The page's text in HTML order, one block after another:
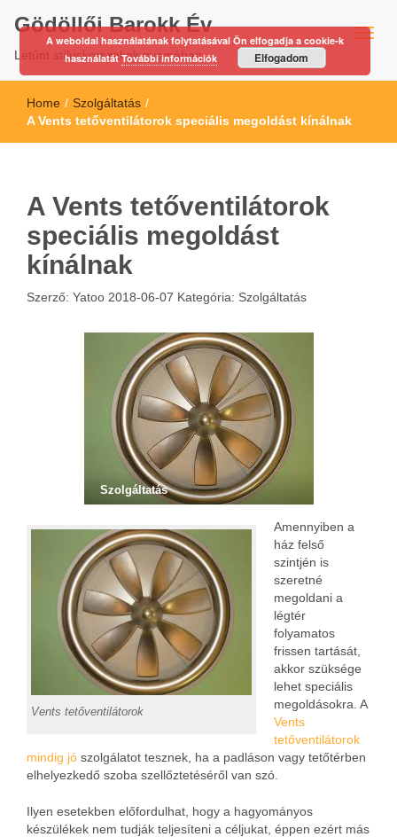
Gödöllői Barokk Év
Letűnt stíluskorszakok nyomában…
Home / Szolgáltatás /
A Vents tetőventilátorok speciális megoldást kínálnak
A Vents tetőventilátorok
speciális megoldást
kínálnak
Szerző: Yatoo 2018-06-07 Kategória: Szolgáltatás
Szolgáltatás
Vents tetőventilátorok
Amennyiben a
ház felső
szintjén is
szeretné
megoldani a
légtér
folyamatos
frissen tartását,
akkor szüksége
lehet speciális
megoldásokra. A
Vents
tetőventilátorok
mindig jó szolgálatot tesznek, ha a padláson vagy tetőtérben
elhelyezkedő szoba szellőztetéséről van szó.
Ilyen esetekben előfordulhat, hogy a hagyományos
készülékek nem tudják teljesíteni a céljukat, éppen ezért más
A weboldal használatának folytatásával Ön elfogadja a cookie-k
használatátTovábbi információk Elfogadom